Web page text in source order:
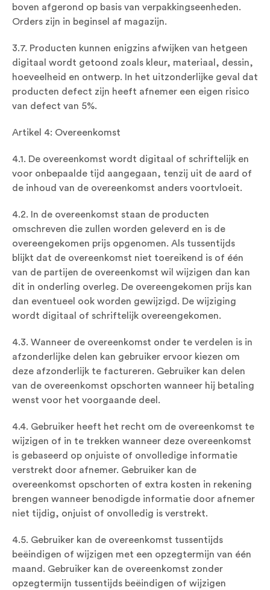
boven afgerond op basis van verpakkingseenheden.
Orders zijn in beginsel af magazijn.
3.7. Producten kunnen enigzins afwijken van hetgeen
digitaal wordt getoond zoals kleur, materiaal, dessin,
hoeveelheid en ontwerp. In het uitzonderlijke geval dat
producten defect zijn heeft afnemer een eigen risico
van defect van 5%.
Artikel 4: Overeenkomst
4.1. De overeenkomst wordt digitaal of schriftelijk en
voor onbepaalde tijd aangegaan, tenzij uit de aard of
de inhoud van de overeenkomst anders voortvloeit.
4.2. In de overeenkomst staan de producten
omschreven die zullen worden geleverd en is de
overeengekomen prijs opgenomen. Als tussentijds
blijkt dat de overeenkomst niet toereikend is of één
van de partijen de overeenkomst wil wijzigen dan kan
dit in onderling overleg. De overeengekomen prijs kan
dan eventueel ook worden gewijzigd. De wijziging
wordt digitaal of schriftelijk overeengekomen.
4.3. Wanneer de overeenkomst onder te verdelen is in
afzonderlijke delen kan gebruiker ervoor kiezen om
deze afzonderlijk te factureren. Gebruiker kan delen
van de overeenkomst opschorten wanneer hij betaling
wenst voor het voorgaande deel.
4.4. Gebruiker heeft het recht om de overeenkomst te
wijzigen of in te trekken wanneer deze overeenkomst
is gebaseerd op onjuiste of onvolledige informatie
verstrekt door afnemer. Gebruiker kan de
overeenkomst opschorten of extra kosten in rekening
brengen wanneer benodigde informatie door afnemer
niet tijdig, onjuist of onvolledig is verstrekt.
4.5. Gebruiker kan de overeenkomst tussentijds
beëindigen of wijzigen met een opzegtermijn van één
maand. Gebruiker kan de overeenkomst zonder
opzegtermijn tussentijds beëindigen of wijzigen